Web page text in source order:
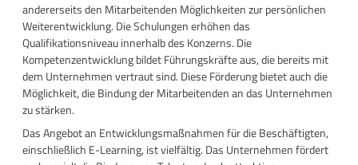
andererseits den Mitarbeitenden Möglichkeiten zur persönlichen
Weiterentwicklung. Die Schulungen erhöhen das
Qualifikationsniveau innerhalb des Konzerns. Die
Kompetenzentwicklung bildet Führungskräfte aus, die bereits mit
dem Unternehmen vertraut sind. Diese Förderung bietet auch die
Möglichkeit, die Bindung der Mitarbeitenden an das Unternehmen
zu stärken.
Das Angebot an Entwicklungsmaßnahmen für die Beschäftigten,
einschließlich E-Learning, ist vielfältig. Das Unternehmen fördert